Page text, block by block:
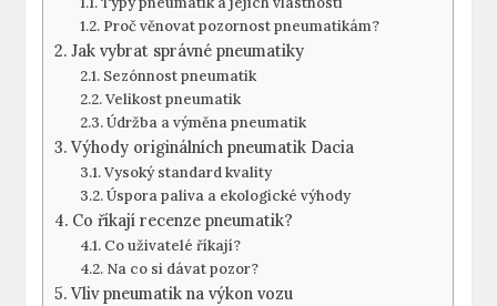
Proč věnovat pozornost pneumatikám?
Jak vybrat správné pneumatiky
Sezónnost pneumatik
Velikost pneumatik
Údržba a výměna pneumatik
Výhody originálních pneumatik Dacia
Vysoký standard kvality
Úspora paliva a ekologické výhody
Co říkají recenze pneumatik?
Co uživatelé říkají?
Na co si dávat pozor?
Vliv pneumatik na výkon vozu